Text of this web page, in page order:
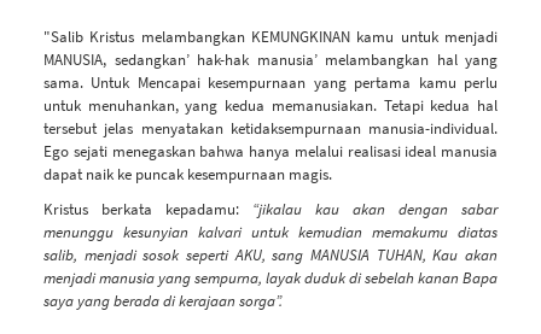
"Salib Kristus melambangkan KEMUNGKINAN kamu untuk menjadi
MANUSIA, sedangkan’ hak-hak manusia’ melambangkan hal yang
sama. Untuk Mencapai kesempurnaan yang pertama kamu perlu
untuk menuhankan, yang kedua memanusiakan. Tetapi kedua hal
tersebut jelas menyatakan ketidaksempurnaan manusia-individual.
Ego sejati menegaskan bahwa hanya melalui realisasi ideal manusia
dapat naik ke puncak kesempurnaan magis.
Kristus berkata kepadamu: “jikalau kau akan dengan sabar
menunggu kesunyian kalvari untuk kemudian memakumu diatas
salib, menjadi sosok seperti AKU, sang MANUSIA TUHAN, Kau akan
menjadi manusia yang sempurna, layak duduk di sebelah kanan Bapa
saya yang berada di kerajaan sorga”.